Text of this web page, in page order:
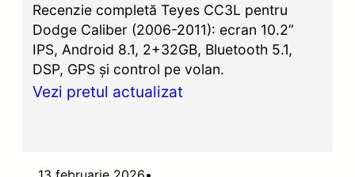
Recenzie completă Teyes CC3L pentru
Dodge Caliber (2006-2011): ecran 10.2”
IPS, Android 8.1, 2+32GB, Bluetooth 5.1,
DSP, GPS și control pe volan.
Vezi pretul actualizat